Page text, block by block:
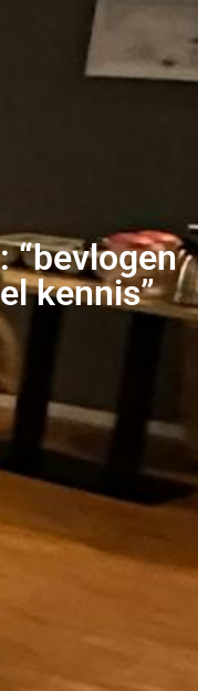
“bevlogen
kennis”